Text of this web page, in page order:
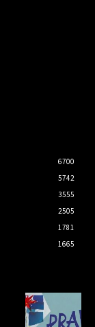
6700
5742
3555
2505
1781
1665